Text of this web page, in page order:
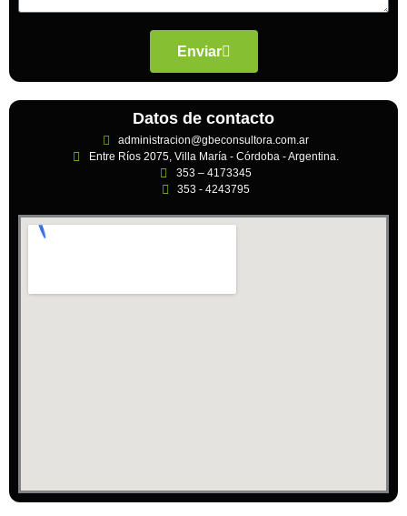
Enviar
Datos de contacto
administracion@gbeconsultora.com.ar
Entre Ríos 2075, Villa María - Córdoba - Argentina.
353 – 4173345
353 - 4243795